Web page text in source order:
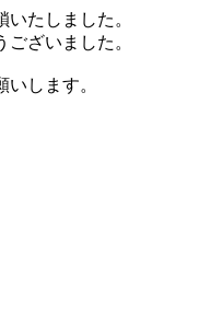
いたしました。
ざいました。
します。